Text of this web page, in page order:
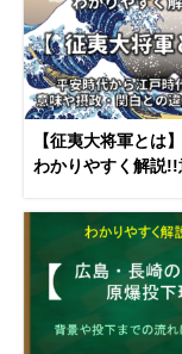
【征夷大将軍とは
わかりやすく解説!!